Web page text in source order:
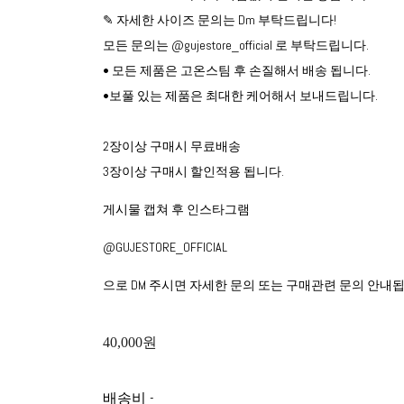
✎ 자세한 사이즈 문의는 Dm 부탁드립니다!
모든 문의는 @gujestore_official 로 부탁드립니다.
• 모든 제품은 고온스팀 후 손질해서 배송 됩니다.
•보풀 있는 제품은 최대한 케어해서 보내드립니다.
2장이상 구매시 무료배송
3장이상 구매시 할인적용 됩니다.
게시물 캡쳐 후 인스타그램
@GUJESTORE_OFFICIAL
으로 DM 주시면 자세한 문의 또는 구매관련 문의 안내
40,000원
배송비-